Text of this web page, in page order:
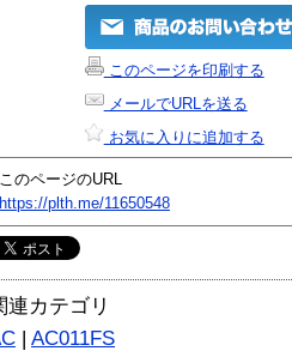
このページを印刷する
メールでURLを送る
お気に入りに追加する
このページのURL
https://plth.me/11650548
連カテゴリ
| AC011FS